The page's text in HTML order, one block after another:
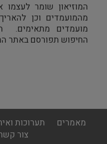
המוזיאון שומר
מהמועמדים וכן
מועמדים מתאימים.
החיפוש תפורסם באתר
תערוכות
מאמרים
צור